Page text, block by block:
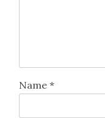
Name *